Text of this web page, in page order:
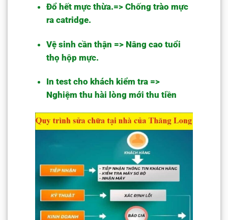
Đổ hết mực thừa.=> Chống trào mực
ra catridge.
Vệ sinh cần thận => Nâng cao tuổi
thọ hộp mực.
In test cho khách kiểm tra =>
Nghiệm thu hài lòng mới thu tiền